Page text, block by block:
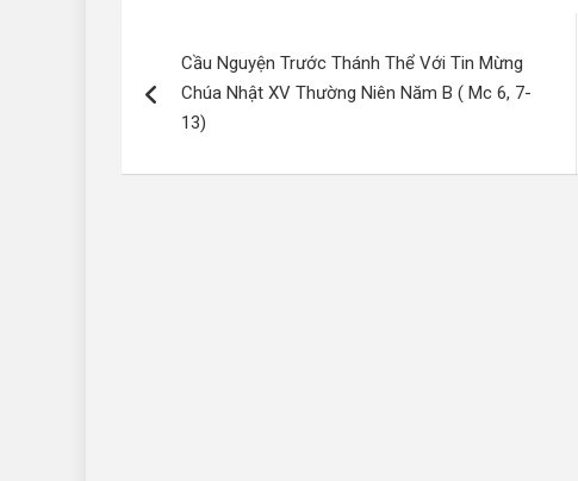
hướng
viết
Cầu Nguyện Trước Thánh Thể Với Tin Mừng
Chúa Nhật XV Thường Niên Năm B ( Mc 6, 7-
13)